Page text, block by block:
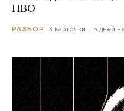
ПВО
РАЗБОР 3 карточки 5 дней